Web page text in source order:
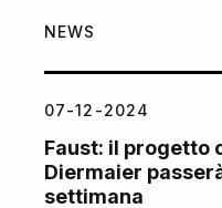
NEWS
07-12-2024
Faust: il progetto
Diermaier
settimana